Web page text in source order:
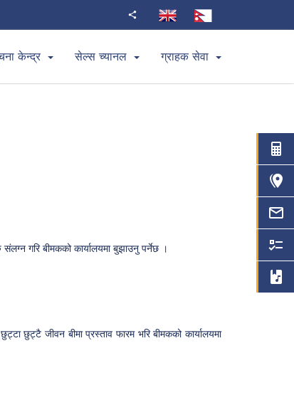
केन्द्र सेल्स च्यानल ग्राहक सेवा
गरि बीमकको कार्यालयमा बुझाउनु पर्नेछ ।
छुट्टै जीवन बीमा प्रस्ताव फारम भरि बीमकको कार्यालयमा